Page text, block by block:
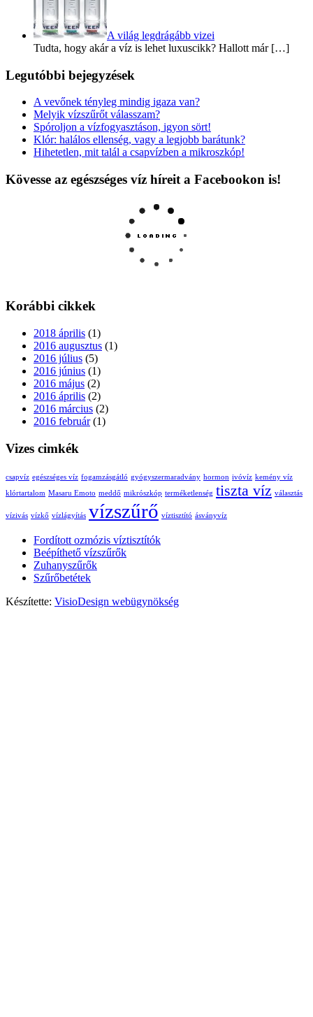
A világ legdrágább vizei
Tudta, hogy akár a víz is lehet luxuscikk? Hallott már […]
Legutóbbi bejegyzések
A vevőnek tényleg mindig igaza van?
Melyik vízszűrőt válasszam?
Spóroljon a vízfogyasztáson, igyon sört!
Klór: halálos ellenség, vagy a legjobb barátunk?
Hihetetlen, mit talál a csapvízben a mikroszkóp!
Kövesse az egészséges víz híreit a Facebookon is!
Korábbi cikkek
2018 április (1)
2016 augusztus (1)
2016 július (5)
2016 június (1)
2016 május (2)
2016 április (2)
2016 március (2)
2016 február(1)
Vizes cimkék
csapvíz egészséges víz fogamzásgátló gyógyszermaradvány hormon ivóvíz kemény víz
klórtartalom Masaru Emoto meddő mikrószkóp terméketlenség tiszta víz választás
vízivás vízkő vízlágyítás vízszűrő víztisztító ásványvíz
Fordított ozmózis víztisztítók
Beépíthető vízszűrők
Zuhanyszűrők
Szűrőbetétek
Készítette: VisioDesign webügynökség